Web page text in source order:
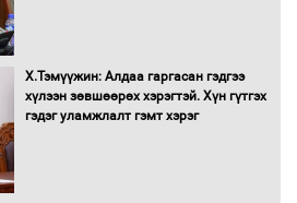
Нөөцийн махны худалдаа,
борлуулалтыг нээлттэй ил тод
болгоно
Х.Тэмүүжин: Алдаа гаргасан гэдгээ
хүлээн зөвшөөрөх хэрэгтэй. Хүн гүтгэх
гэдэг уламжлалт гэмт хэрэг